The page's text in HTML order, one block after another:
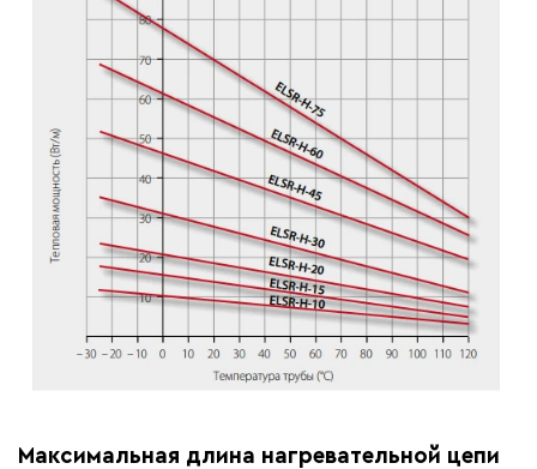
Максимальная длина нагревательной цепи